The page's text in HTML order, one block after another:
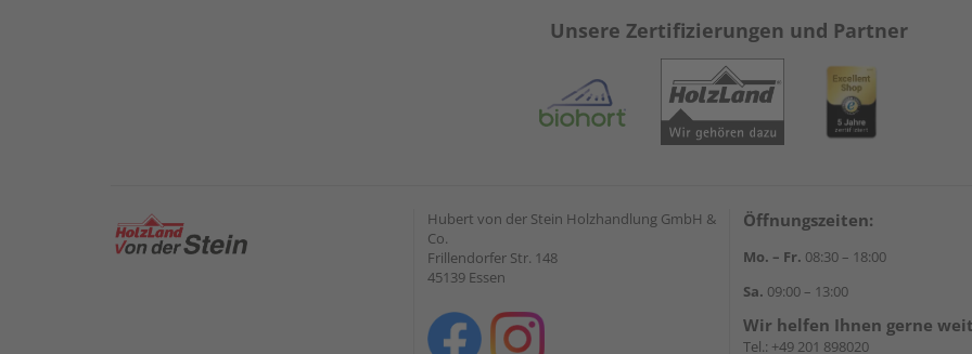
Unsere Zertifizierungen und Partner
Hubert von der Stein Holzhandlung GmbH &
Co.
Frillendorfer Str. 148
45139 Essen
Öffnungszeiten:
Mo. – Fr. 08:30 – 18:00
Sa. 09:00 – 13:00
Wir helfen Ihnen gerne
Tel.: +49 201 898020